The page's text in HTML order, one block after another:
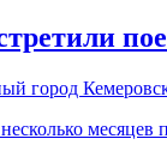
город